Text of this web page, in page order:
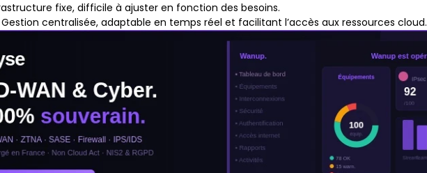
fixe, difficile à ajuster en fonction des besoins.
Gestion centralisée, adaptable en temps réel et facilitant l’accès aux ressources cloud.